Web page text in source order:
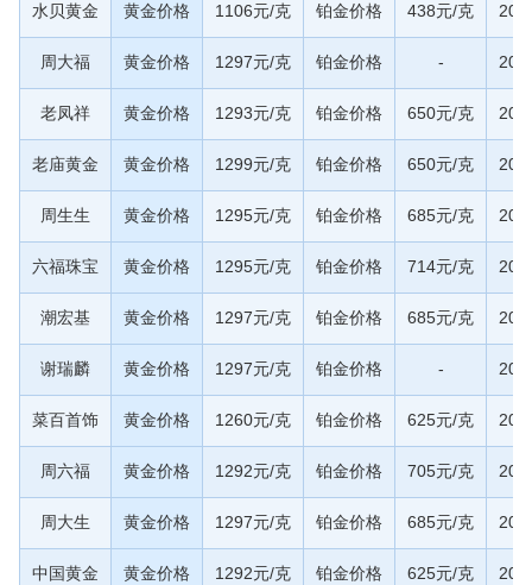
水贝黄金 黄金价格 1106元/克 铂金价格 438元/克
周大福 黄金价格 1297元/克 铂金价格 -
老凤祥 黄金价格 1293元/克 铂金价格 650元/克
老庙黄金 黄金价格 1299元/克 铂金价格 650元/克
周生生 黄金价格 1295元/克 铂金价格 685元/克
六福珠宝 黄金价格 1295元/克 铂金价格 714元/克
潮宏基 黄金价格 1297元/克 铂金价格 685元/克
谢瑞麟 黄金价格 1297元/克 铂金价格 -
菜百首饰 黄金价格 1260元/克 铂金价格 625元/克
周六福 黄金价格 1292元/克 铂金价格 705元/克
周大生 黄金价格 1297元/克 铂金价格 685元/克
中国黄金 黄金价格 1292元/克 铂金价格 625元/克